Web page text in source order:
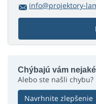
info@projektory-
Chýbajú vám
Alebo ste našli chybu?
Navrhnite zlepšenie